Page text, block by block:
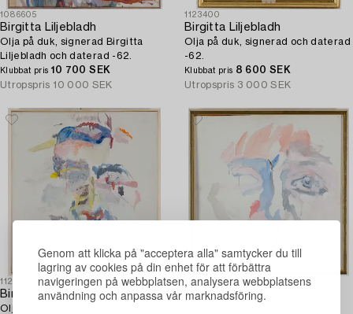
Genom att klicka på "acceptera alla" samtycker du till
lagring av cookies på din enhet för att förbättra
navigeringen på webbplatsen, analysera webbplatsens
användning och anpassa vår marknadsföring.
1086605
Birgitta Liljebladh
Olja på duk, signerad Birgitta
Liljebladh och daterad -62.
Klubbat pris 10 700 SEK
Utropspris 10 000 SEK
1123400
Birgitta Liljebladh
Olja på duk, signerad och daterad
-62.
Klubbat pris 8 600 SEK
Utropspris 3 000 SEK
1123405
Birgitta Liljebladh
Olja på duk, signerad och daterad
1123403
Birgitta Liljebladh